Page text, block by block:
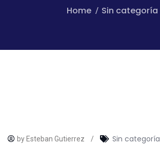
Home Sin categoría
by Esteban Gutierrez / Sin categoría